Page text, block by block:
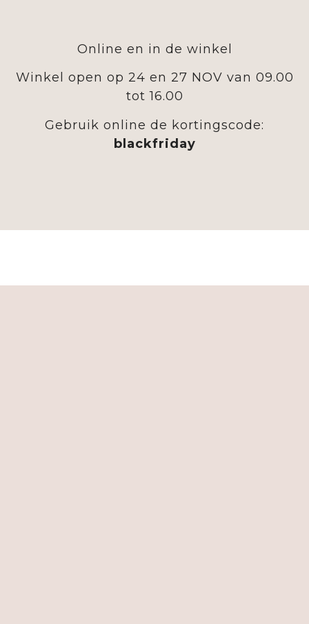
Online en in de winkel
Winkel open op 24 en 27 NOV van 09.00
tot 16.00
Gebruik online de kortingscode:
blackfriday